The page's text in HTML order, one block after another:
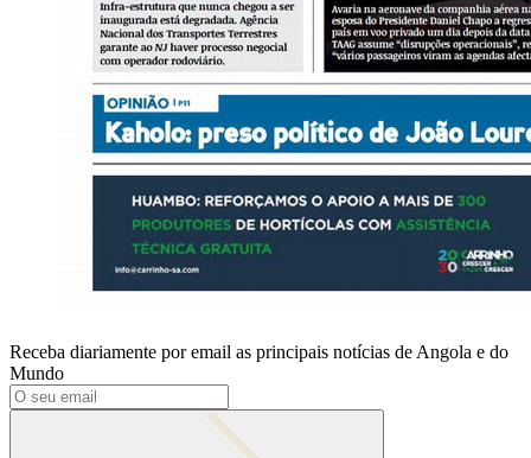
Receba diariamente por email as principais notícias de Angola e do
Mundo